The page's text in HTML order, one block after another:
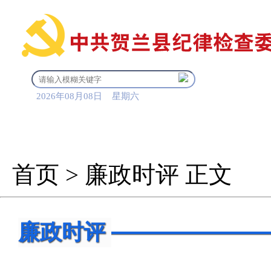
2026年08月08日 星期六
首页 > 廉政时评 正文
廉政时评